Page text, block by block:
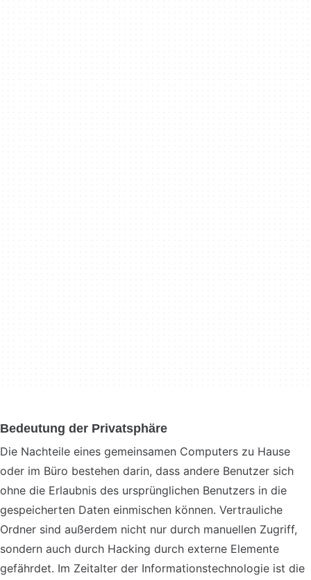
Bedeutung der Privatsphäre
Die Nachteile eines gemeinsamen Computers zu Hause
oder im Büro bestehen darin, dass andere Benutzer sich
ohne die Erlaubnis des ursprünglichen Benutzers in die
gespeicherten Daten einmischen können. Vertrauliche
Ordner sind außerdem nicht nur durch manuellen Zugriff,
sondern auch durch Hacking durch externe Elemente
gefährdet. Im Zeitalter der Informationstechnologie ist die